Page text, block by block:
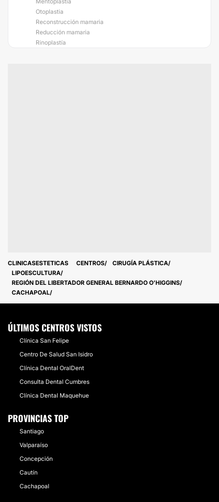
Otoplastia
Reconstrucción mamaria
Reducción mamaria
Rinoplastía
CLINICASESTETICAS CENTROS
CIRUGÍA PLÁSTICA
LIPOESCULTURA
REGIÓN DEL LIBERTADOR GENERAL BERNARDO O’HIGGINS
CACHAPOAL
ÚLTIMOS CENTROS VISTOS
Clínica San Felipe
Centro De Salud San Isidro
​Clínica Dental OralDent
Consulta Dental Cumbres
Clínica Dental Maquehue
PROVINCIAS TOP
Santiago
Valparaíso
Concepción
Cautín
Cachapoal